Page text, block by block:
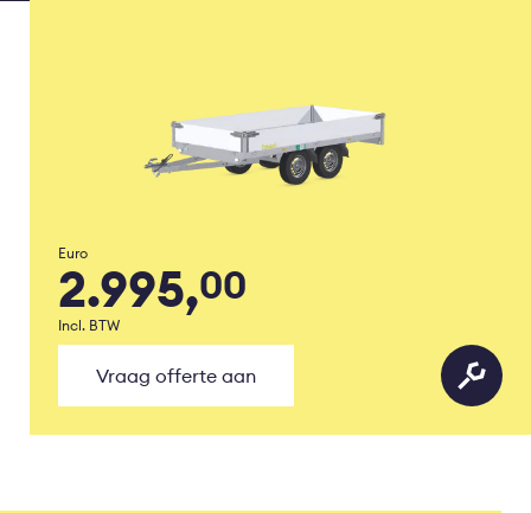
Euro
2.995,00
Incl. BTW
Vraag offerte aan